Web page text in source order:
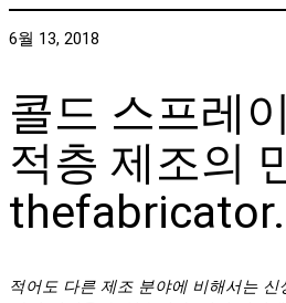
6월 13, 2018
콜드 스프레
적층 제조의
적어도 다른 제조 분야에 비해서는